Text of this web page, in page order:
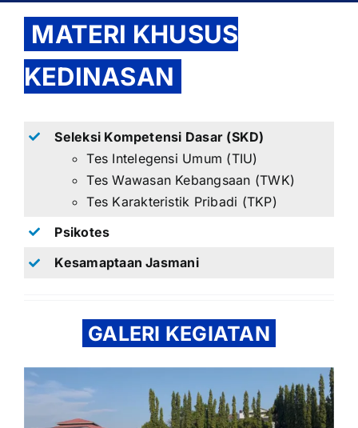
MATERI KHUSUS
KEDINASAN
Seleksi Kompetensi Dasar (SKD)
Tes Intelegensi Umum (TIU)
Tes Wawasan Kebangsaan (TWK)
Tes Karakteristik Pribadi (TKP)
Psikotes
Kesamaptaan Jasmani
GALERI KEGIATAN